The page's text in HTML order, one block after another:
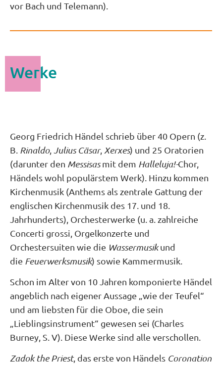
vor Bach und Telemann).
Werke
Georg Friedrich Händel schrieb über 40 Opern (z.
B. Rinaldo, Julius Cäsar, Xerxes) und 25 Oratorien
(darunter den Messisasmit dem Halleluja!-Chor,
Händels wohl populärstem Werk). Hinzu kommen
Kirchenmusik (Anthems als zentrale Gattung der
englischen Kirchenmusik des 17. und 18.
Jahrhunderts), Orchesterwerke (u. a. zahlreiche
Concerti grossi, Orgelkonzerte und
Orchestersuiten wie die Wassermusikund
die Feuerwerksmusik) sowie Kammermusik.
Schon im Alter von 10 Jahren komponierte Händel
angeblich nach eigener Aussage „wie der Teufel“
und am liebsten für die Oboe, die sein
„Lieblingsinstrument“ gewesen sei (Charles
Burney, S. V). Diese Werke sind alle verschollen.
Zadok the Priest, das erste von Händels Coronation